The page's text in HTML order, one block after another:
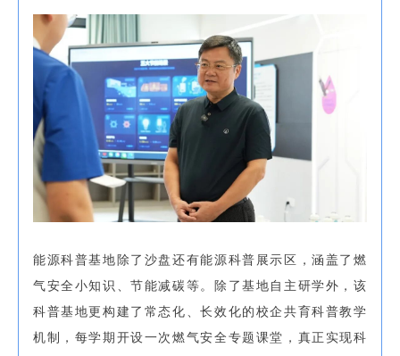
能源科普基地除了沙盘还有能源科普展示区，涵盖了燃
气安全小知识、节能减碳等。除了基地自主研学外，该
科普基地更构建了常态化、长效化的校企共育科普教学
机制，每学期开设一次燃气安全专题课堂，真正实现科